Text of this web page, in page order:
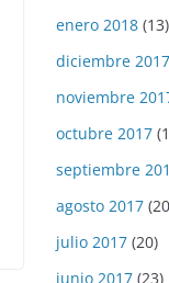
enero 2018 (13)
diciembre 2017
noviembre
octubre 2017
septiembre
agosto 2017
julio 2017 (20)
junio 2017 (23)